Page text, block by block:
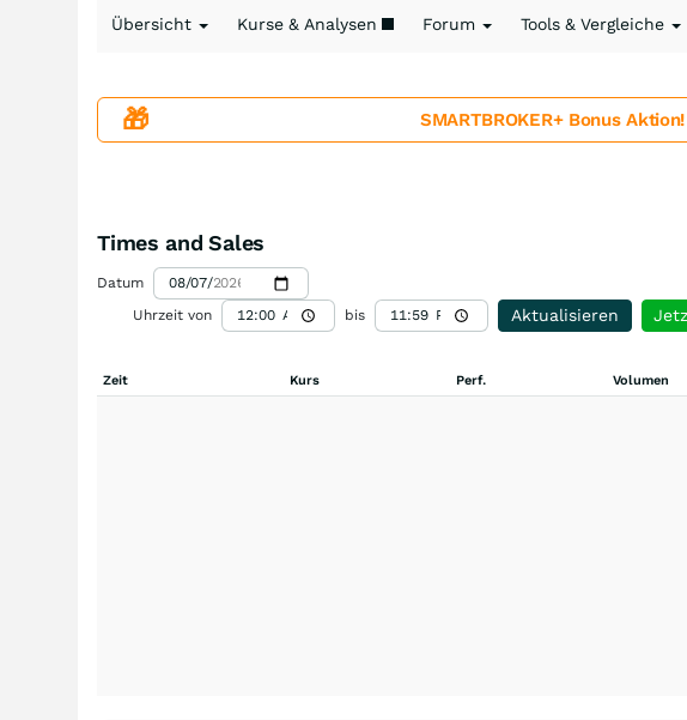
Übersicht Kurse & Analysen Forum Tools & Vergleiche
🎁 SMARTBROKER+ Bonus
Times and Sales
Datum
Uhrzeit von
bis Aktualisieren
Zeit Kurs Perf. Volumen